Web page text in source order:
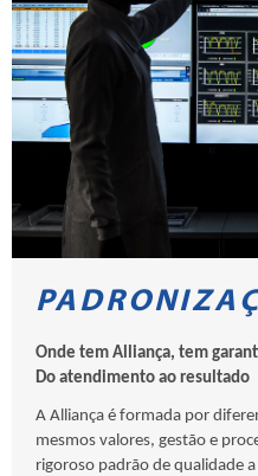
Onde tem Alliança, tem
Do atendimento ao resultado
A Alliança é formada por
mesmos valores, gestão e
rigoroso padrão de qualidade